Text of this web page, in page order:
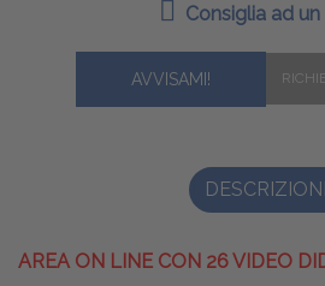
Consiglia ad
AVVISAMI!
AREA ON LINE CON 26 VIDEO